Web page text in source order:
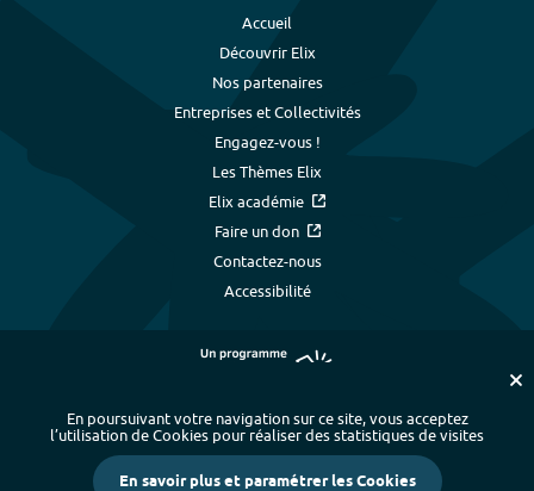
Accueil
Découvrir Elix
Nos partenaires
Entreprises et Collectivités
Engagez-vous !
Les Thèmes Elix
Elix académie
Faire un don
Contactez-nous
Accessibilité
Plan du site - Index alphabétique
-
Mentions légales et données personnelles
- Paramétrer les cookies
En poursuivant votre navigation sur ce site, vous acceptez
l’utilisation de Cookies pour réaliser des statistiques de visites
En savoir plus et paramétrer les Cookies